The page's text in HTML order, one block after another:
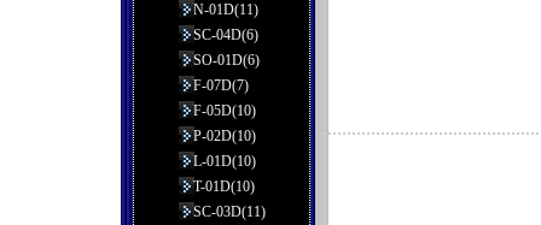
N-01D(11)
SC-04D(6)
SO-01D(6)
F-07D(7)
F-05D(10)
P-02D(10)
L-01D(10)
T-01D(10)
SC-03D(11)